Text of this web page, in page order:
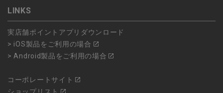
LINKS
実店舗ポイントアプリダウンロード
> iOS製品をご利用の場合
> Android製品をご利用の場合
コーポレートサイト